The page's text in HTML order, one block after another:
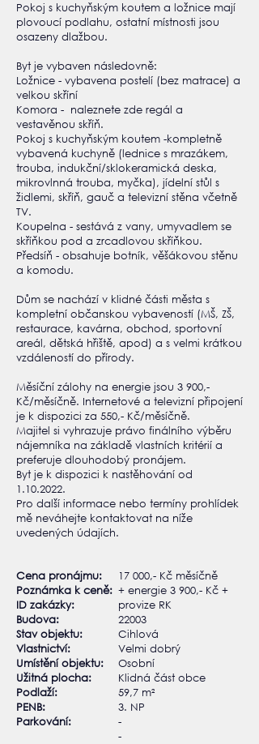
Pokoj s kuchyňským koutem a ložnice mají
plovoucí podlahu, ostatní místnosti jsou
osazeny dlažbou.
Byt je vybaven následovně:
Ložnice - vybavena postelí (bez matrace) a
velkou skříní
Komora - naleznete zde regál a
vestavěnou skříň.
Pokoj s kuchyňským koutem -kompletně
vybavená kuchyně (lednice s mrazákem,
trouba, indukční/sklokeramická deska,
mikrovlnná trouba, myčka), jídelní stůl s
židlemi, skříň, gauč a televizní stěna včetně
TV.
Koupelna - sestává z vany, umyvadlem se
skříňkou pod a zrcadlovou skříňkou.
Předsíň - obsahuje botník, věšákovou stěnu
a komodu.
Dům se nachází v klidné části města s
kompletní občanskou vybaveností (MŠ, ZŠ,
restaurace, kavárna, obchod, sportovní
areál, dětská hřiště, apod) a s velmi krátkou
vzdáleností do přírody.
Měsíční zálohy na energie jsou 3 900,-
Kč/měsíčně. Internetové a televizní připojení
je k dispozici za 550,- Kč/měsíčně.
Majitel si vyhrazuje právo finálního výběru
nájemníka na základě vlastních kritérií a
preferuje dlouhodobý pronájem.
Byt je k dispozici k nastěhování od
1.10.2022.
Pro další informace nebo termíny prohlídek
mě neváhejte kontaktovat na níže
uvedených údajích.
Cena pronájmu:​
Poznámka k ceně:
ID zakázky:
Budova:
Stav objektu:
Vlastnictví:
Umístění objektu:
Užitná plocha:
Podlaží:
PENB:
Parkování:
17 000,- Kč měsíčně
+ energie 3 900,- Kč +
provize RK
22003
Cihlová
Velmi dobrý
Osobní
Klidná část obce
59,7 m²
3. NP
-
-